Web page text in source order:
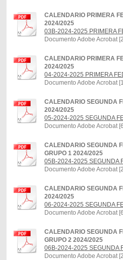
CALENDARIO PRIMERA
2024/2025
03B-2024-2025 PRIMERA
Documento Adobe Acrobat
CALENDARIO PRIMERA
2024/2025
04-2024-2025 PRIMERA
Documento Adobe Acrobat
CALENDARIO SEGUNDA
2024/2025
05-2024-2025 SEGUNDA
Documento Adobe Acrobat
CALENDARIO SEGUNDA
GRUPO 1 2024/2025
05B-2024-2025 SEGUNDA
Documento Adobe Acrobat
CALENDARIO SEGUNDA
2024/2025
06-2024-2025 SEGUNDA
Documento Adobe Acrobat
CALENDARIO SEGUNDA
GRUPO 2 2024/2025
06B-2024-2025 SEGUNDA
Documento Adobe Acrobat